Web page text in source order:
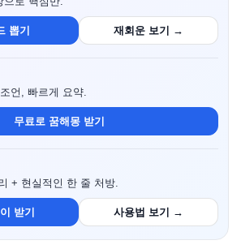
뽑기 재회운 보기 →
언, 빠르게 요약.
무료로 꿈해몽 받기
+ 현실적인 한 줄 처방.
받기 사용법 보기 →